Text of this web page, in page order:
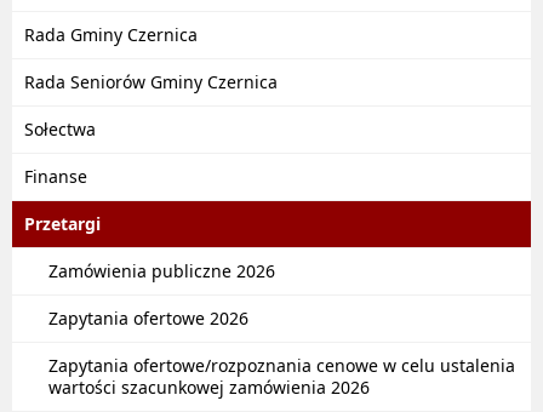
Rada Gminy Czernica
Rada Seniorów Gminy Czernica
Sołectwa
Finanse
Przetargi
Zamówienia publiczne 2026
Zapytania ofertowe 2026
Zapytania ofertowe/rozpoznania cenowe w celu ustalenia
wartości szacunkowej zamówienia 2026